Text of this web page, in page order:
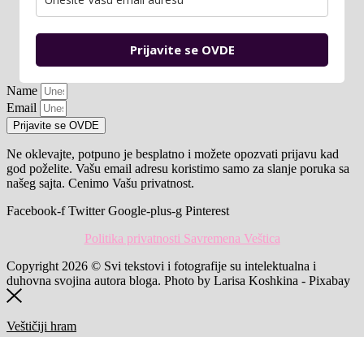
Prijavite se OVDE
Name
Email
Prijavite se OVDE
Ne oklevajte, potpuno je besplatno i možete opozvati prijavu kad
god poželite. Vašu email adresu koristimo samo za slanje poruka sa
našeg sajta. Cenimo Vašu privatnost.
Facebook-f Twitter Google-plus-g Pinterest
Politika privatnosti Savremena Veštica
Copyright 2026 © Svi tekstovi i fotografije su intelektualna i
duhovna svojina autora bloga. Photo by Larisa Koshkina - Pixabay
Veštičiji hram